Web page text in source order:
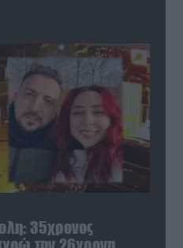
35χρονος